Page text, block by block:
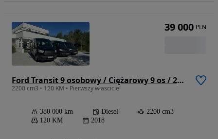
Ford Transit 9 osobowy / Ciężarowy 9 os / 23% vat
2200 cm3 • 120 KM • Pierwszy własciciel
380 000 km Diesel
2200 cm3
120 KM
2018
39 000 PLN